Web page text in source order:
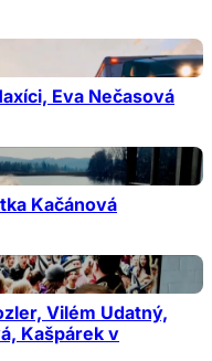
Eva Nečasová
Kačánová
Vilém Udatný,
Kašpárek v